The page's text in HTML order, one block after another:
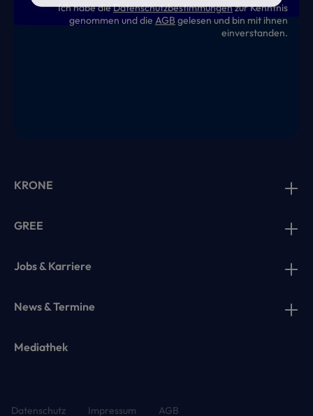
Ich habe dieDatenschutzbestimmungenzur Kenntnis
genommen und die AGB gelesen und bin mit ihnen
einverstanden.
KRONE
GREE
Jobs & Karriere
News & Termine
Mediathek
Datenschutz Impressum AGB